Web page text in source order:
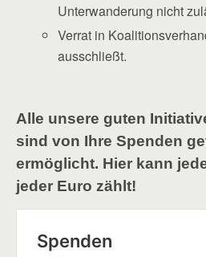
Unterwanderung nicht
Verrat in
ausschließt.
Alle unsere guten
sind von Ihre Spenden
ermöglicht. Hier kann
jeder Euro zählt!